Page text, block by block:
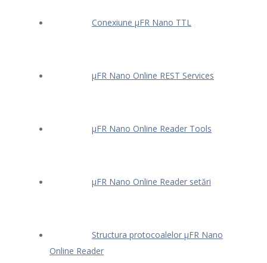
Conexiune μFR Nano TTL
μFR Nano Online REST Services
μFR Nano Online Reader Tools
μFR Nano Online Reader setări
Structura protocoalelor μFR Nano
Online Reader